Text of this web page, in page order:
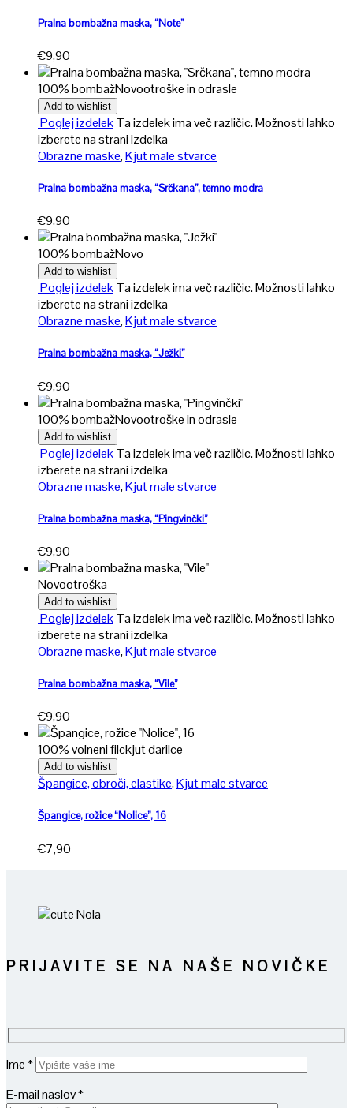
Pralna bombažna maska, “Note”
€9,90
100% bombažNovootroške in odrasle
Add to wishlist
Poglej izdelekTa izdelek ima več različic. Možnosti lahko
izberete na strani izdelka
Obrazne maske,Kjut male stvarce
Pralna bombažna maska, “Srčkana”, temno modra
€9,90
100% bombažNovo
Add to wishlist
Poglej izdelekTa izdelek ima več različic. Možnosti lahko
izberete na strani izdelka
Obrazne maske,Kjut male stvarce
Pralna bombažna maska, “Ježki”
€9,90
100% bombažNovootroške in odrasle
Add to wishlist
Poglej izdelekTa izdelek ima več različic. Možnosti lahko
izberete na strani izdelka
Obrazne maske,Kjut male stvarce
Pralna bombažna maska, “Pingvinčki”
€9,90
Novootroška
Add to wishlist
Poglej izdelekTa izdelek ima več različic. Možnosti lahko
izberete na strani izdelka
Obrazne maske,Kjut male stvarce
Pralna bombažna maska, “Vile”
€9,90
100% volneni filckjut darilce
Add to wishlist
Špangice, obroči, elastike,Kjut male stvarce
Špangice, rožice “Nolice”, 16
€7,90
PRIJAVITE SE NA NAŠE NOVIČKE
Ime *
E-mail naslov *